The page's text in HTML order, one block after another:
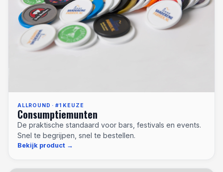
ALLROUND · #1 KEUZE
Consumptiemunten
De praktische standaard voor bars, festivals en events.
Snel te begrijpen, snel te bestellen.
Bekijk product